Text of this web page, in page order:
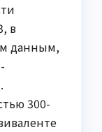
в
данным,
300-